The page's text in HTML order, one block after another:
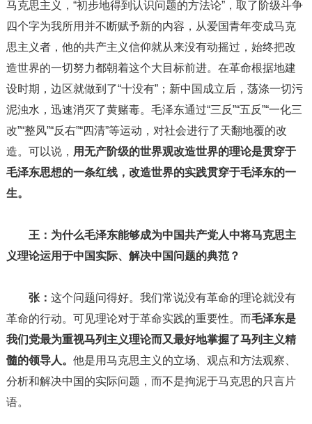
马克思主义，“初步地得到认识问题的方法论”，取了阶级斗争
四个字为我所用并不断赋予新的内容，从爱国青年变成马克
思主义者，他的共产主义信仰就从来没有动摇过，始终把改
造世界的一切努力都朝着这个大目标前进。在革命根据地建
设时期，边区就做到了“十没有”；新中国成立后，荡涤一切污
泥浊水，迅速消灭了黄赌毒。毛泽东通过“三反”“五反”“一化三
改”“整风”“反右”“四清”等运动，对社会进行了天翻地覆的改
造。可以说， 用无产阶级的世界观改造世界的理论是贯穿于
毛泽东思想的一条红线，改造世界的实践贯穿于毛泽东的一
生。
王：为什么毛泽东能够成为中国共产党人中将马克思主
义理论运用于中国实际、解决中国问题的典范？
张： 这个问题问得好。我们常说没有革命的理论就没有
革命的行动。可见理论对于革命实践的重要性。而毛泽东是
我们党最为重视马列主义理论而又最好地掌握了马列主义精
髓的领导人。 他是用马克思主义的立场、观点和方法观察、
分析和解决中国的实际问题，而不是拘泥于马克思的只言片
语。